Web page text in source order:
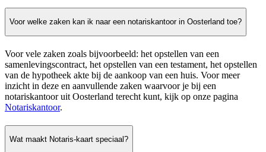
Voor welke zaken kan ik naar een notariskantoor in Oosterland toe?
Voor vele zaken zoals bijvoorbeeld: het opstellen van een
samenlevingscontract, het opstellen van een testament, het opstellen
van de hypotheek akte bij de aankoop van een huis. Voor meer
inzicht in deze en aanvullende zaken waarvoor je bij een
notariskantoor uit Oosterland terecht kunt, kijk op onze pagina
Notariskantoor.
Wat maakt Notaris-kaart speciaal?